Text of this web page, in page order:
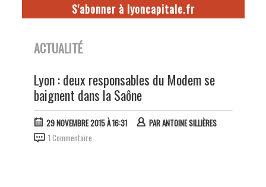
S'abonner à lyoncapitale.fr
ACTUALITÉ
Lyon : deux responsables du Modem se
baignent dans la Saône
29 NOVEMBRE 2015 À 16:31 PARANTOINE SILLIÈRES
1 Commentaire